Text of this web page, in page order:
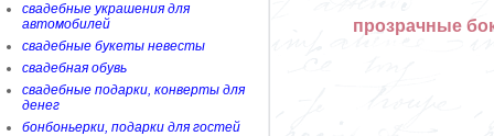
свадебные украшения для
автомобилей
свадебные букеты невесты
свадебная обувь
свадебные подарки, конверты для
денег
бонбоньерки, подарки для гостей
прозрачные